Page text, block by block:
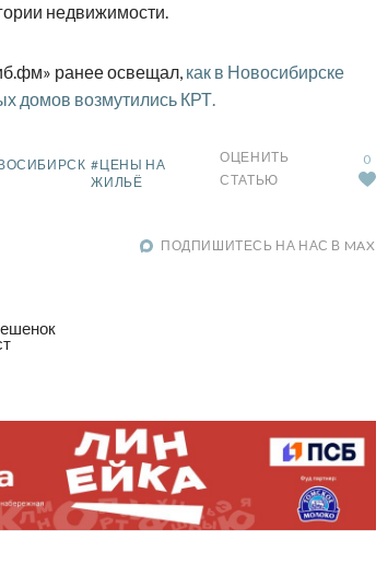
недвижимости.
ранее освещал, как в Новосибирске
домов возмутились КРТ.
#ЦЕНЫ НА
ЖИЛЬЁ
ОЦЕНИТЬ
СТАТЬЮ
0
ПОДПИШИТЕСЬ НА НАС В MAX